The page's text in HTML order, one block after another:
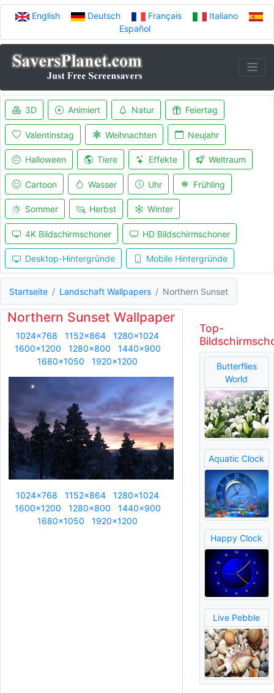
English Deutsch Français
Italiano
Español
3D Animiert Natur Feiertag
Valentinstag Weihnachten Neujahr
Halloween Tiere Effekte Weltraum
Cartoon Wasser Uhr Frühling
Sommer Herbst Winter
4K Bildschirmschoner HD Bildschirmschoner
Desktop-Hintergründe Mobile Hintergründe
Startseite Landschaft Wallpapers Northern Sunset
Northern Sunset Wallpaper
1024x768 1152x864
1280x1024
1600x1200
1280x800
1440x900
1680x1050
1920x1200
1024x768 1152x864
1280x1024
1600x1200
1280x800
1440x900
1680x1050
1920x1200
Top-
Butterflies
World
Aquatic Clock
Happy Clock
Live Pebble